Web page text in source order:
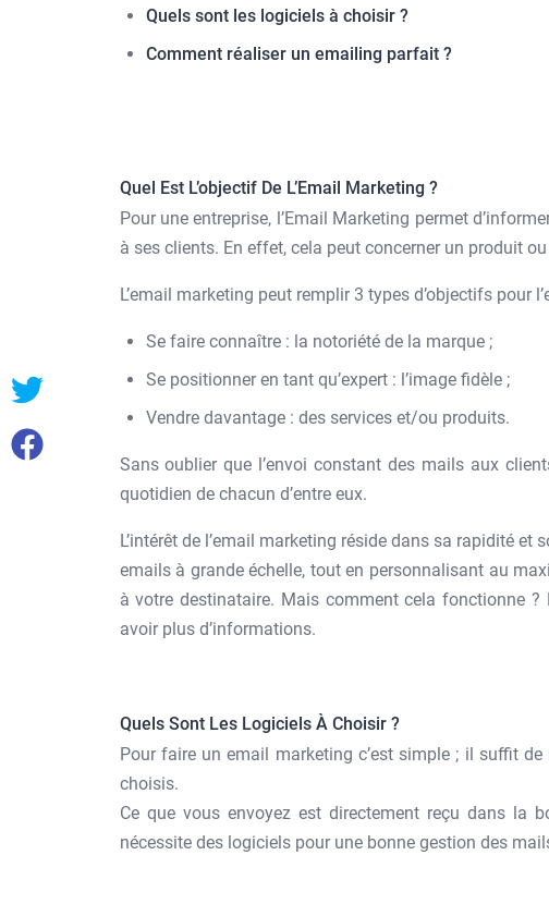
Quels sont les logiciels à choisir ?
Comment réaliser un emailing parfait ?
Quel Est L’objectif De L’Email Marketing ?
Pour une entreprise, l’Email Marketing permet
à ses clients. En effet, cela peut concerner un produit
L’email marketing peut remplir 3 types d’objectifs pour
Se faire connaître : la notoriété de la marque ;
Se positionner en tant qu’expert : l’image fidèle ;
Vendre davantage : des services et/ou produits.
Sans oublier que l’envoi constant des mails aux
quotidien de chacun d’entre eux.
L’intérêt de l’email marketing réside dans sa rapidité
emails à grande échelle, tout en personnalisant au
à votre destinataire. Mais comment cela fonctionne
avoir plus d’informations.
Quels Sont Les Logiciels À Choisir ?
Pour faire un email marketing c’est simple ; il suffit
choisis.
Ce que vous envoyez est directement reçu dans la
nécessite des logiciels pour une bonne gestion des